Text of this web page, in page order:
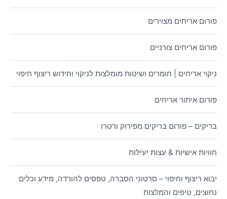
פורום אריחים מצוירים
פורום אריחים צורניים
ניקוי אריחים | חומרים ושיטות מומלצות לניקוי וחידוש ריצוף חיפוי
פורום איתור אריחים
בריקים – פורום בריקים מפירוק ורטרו
חוויות אישיות & עצות יעילות
יבוא ריצוף וחיפוי – סרטוני הסברה, טפסים להורדה, מידע וכלים
נחוצים, טיפים והמלצות